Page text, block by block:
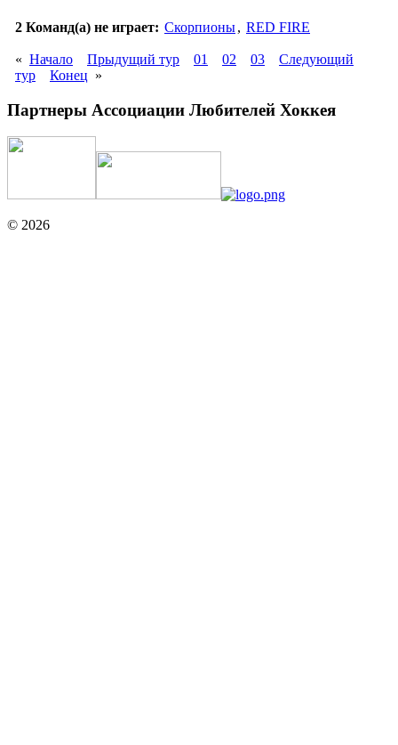
2 Команд(а) не играет: Скорпионы, RED FIRE
« Начало Прыдущий тур 01 02 03
Следующий
тур
Конец »
Партнеры Ассоциации Любителей Хоккея
© 2026